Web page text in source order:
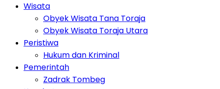
Wisata
Obyek Wisata Tana Toraja
Obyek Wisata Toraja Utara
Peristiwa
Hukum dan Kriminal
Pemerintah
Zadrak Tombeg